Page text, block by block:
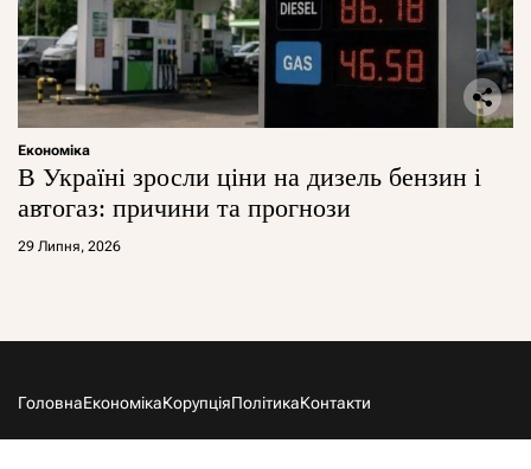
Економіка
В Україні зросли ціни на дизель бензин і
автогаз: причини та прогнози
29 Липня, 2026
ГоловнаЕкономікаКорупціяПолітикаКонтакти